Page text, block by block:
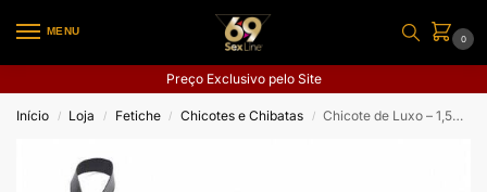
MENU
0
Preço Exclusivo pelo Site
Início / Loja / Fetiche / Chicotes e Chibatas / Chicote de Luxo – 1,50 cm